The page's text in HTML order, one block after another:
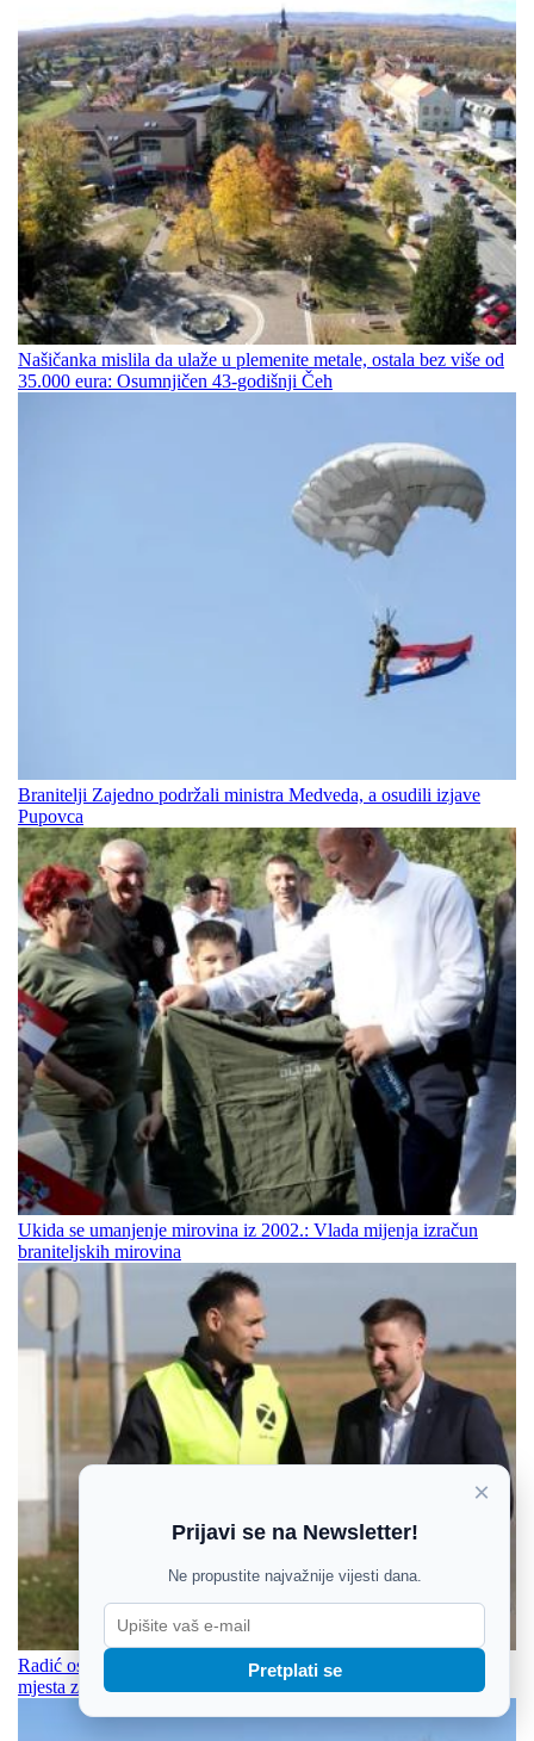
Našičanka mislila da ulaže u plemenite metale, ostala bez više od
35.000 eura: Osumnjičen 43-godišnji Čeh
Branitelji Zajedno podržali ministra Medveda, a osudili izjave
Pupovca
Ukida se umanjenje mirovina iz 2002.: Vlada mijenja izračun
braniteljskih mirovina
Radić osudio napad na Pejina: „U Osijeku nema i ne smije biti
mjesta za nasilje“
×
Prijavi se na Newsletter!
Ne propustite najvažnije vijesti dana.
Pretplati se